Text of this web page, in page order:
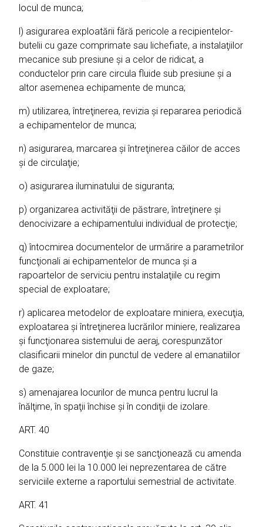
locul de munca;
l) asigurarea exploatării fără pericole a recipientelor-
butelii cu gaze comprimate sau lichefiate, a instalaţiilor
mecanice sub presiune şi a celor de ridicat, a
conductelor prin care circula fluide sub presiune şi a
altor asemenea echipamente de munca;
m) utilizarea, întreţinerea, revizia şi repararea periodică
a echipamentelor de munca;
n) asigurarea, marcarea şi întreţinerea căilor de acces
şi de circulaţie;
o) asigurarea iluminatului de siguranta;
p) organizarea activităţii de păstrare, întreţinere şi
denocivizare a echipamentului individual de protecţie;
q) întocmirea documentelor de urmărire a parametrilor
funcţionali ai echipamentelor de munca şi a
rapoartelor de serviciu pentru instalaţiile cu regim
special de exploatare;
r) aplicarea metodelor de exploatare miniera, execuţia,
exploatarea şi întreţinerea lucrărilor miniere, realizarea
şi funcţionarea sistemului de aeraj, corespunzător
clasificarii minelor din punctul de vedere al emanatiilor
de gaze;
s) amenajarea locurilor de munca pentru lucrul la
înălţime, în spaţii închise şi în condiţii de izolare.
ART. 40
Constituie contravenţie şi se sancţionează cu amenda
de la 5.000 lei la 10.000 lei neprezentarea de către
serviciile externe a raportului semestrial de activitate.
ART. 41